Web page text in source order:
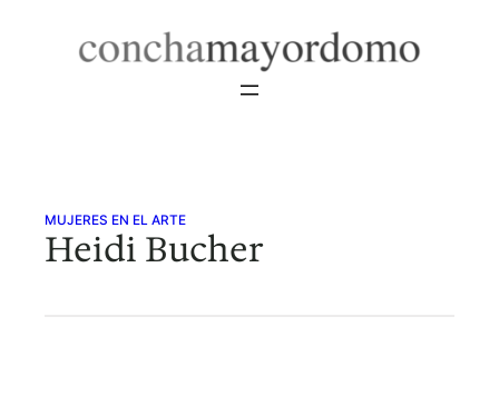
MUJERES EN EL ARTE
Heidi Bucher